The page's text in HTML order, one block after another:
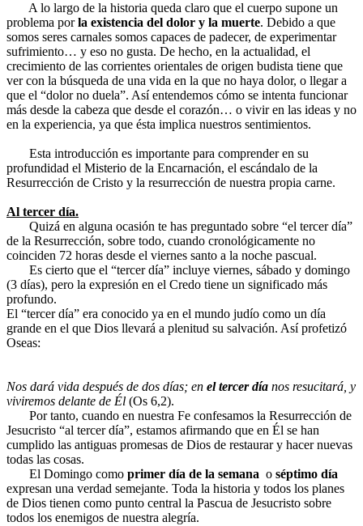
A lo largo de la historia queda claro que el cuerpo supone un
problema porla existencia del dolor y la muerte. Debido a que
somos seres carnales somos capaces de padecer, de experimentar
sufrimiento… y eso no gusta. De hecho, en la actualidad, el
crecimiento de las corrientes orientales de origen budista tiene que
ver con la búsqueda de una vida en la que no haya dolor, o llegar a
que el “dolor no duela”. Así entendemos cómo se intenta funcionar
más desde la cabeza que desde el corazón… o vivir en las ideas y no
en la experiencia, ya que ésta implica nuestros sentimientos.
Esta introducción es importante para comprender en su
profundidad el Misterio de la Encarnación, el escándalo de la
Resurrección de Cristo y la resurrección de nuestra propia carne.
Al tercer día.
Quizá en alguna ocasión te has preguntado sobre “el tercer día”
de la Resurrección, sobre todo, cuando cronológicamente no
coinciden 72 horas desde el viernes santo a la noche pascual.
Es cierto que el “tercer día” incluye viernes, sábado y domingo
(3 días), pero la expresión en el Credo tiene un significado más
profundo.
El “tercer día” era conocido ya en el mundo judío como un día
grande en el que Dios llevará a plenitud su salvación. Así profetizó
Oseas:
Nos dará vida después de dos días; en el tercer día nos resucitará, y
viviremos delante de Él (Os 6,2).
Por tanto, cuando en nuestra Fe confesamos la Resurrección de
Jesucristo “al tercer día”, estamos afirmando que en Él se han
cumplido las antiguas promesas de Dios de restaurar y hacer nuevas
todas las cosas.
El Domingo como primer día de la semana o séptimo día
expresan una verdad semejante. Toda la historia y todos los planes
de Dios tienen como punto central la Pascua de Jesucristo sobre
todos los enemigos de nuestra alegría.